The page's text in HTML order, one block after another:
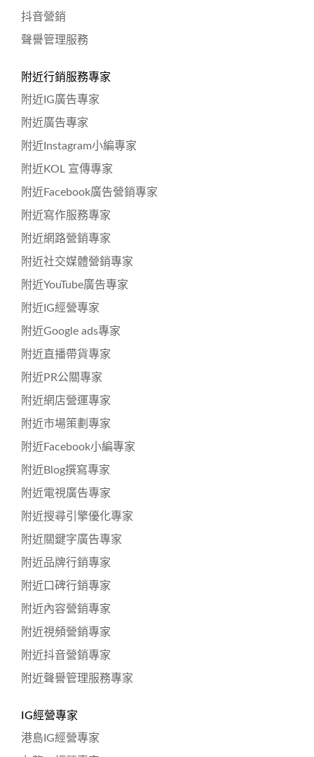
抖音營銷
聲譽管理服務
附近行銷服務專家
附近IG廣告專家
附近廣告專家
附近Instagram小編專家
附近KOL 宣傳專家
附近Facebook廣告營銷專家
附近寫作服務專家
附近網路營銷專家
附近社交媒體營銷專家
附近YouTube廣告專家
附近IG經營專家
附近Google ads專家
附近直播帶貨專家
附近PR公關專家
附近網店營運專家
附近市場策劃專家
附近Facebook小編專家
附近Blog撰寫專家
附近電視廣告專家
附近搜尋引擎優化專家
附近關鍵字廣告專家
附近品牌行銷專家
附近口碑行銷專家
附近內容營銷專家
附近視頻營銷專家
附近抖音營銷專家
附近聲譽管理服務專家
IG經營專家
港島IG經營專家